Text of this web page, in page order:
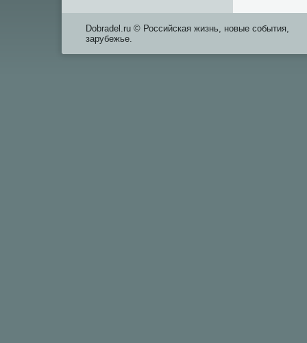
Dobradel.ru © Российская жизнь, новые события,
зарубежье.